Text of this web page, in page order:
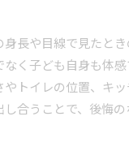
身長や目線で見たと
なく子ども自身も体
やトイレの位置、キ
合うことで、後悔